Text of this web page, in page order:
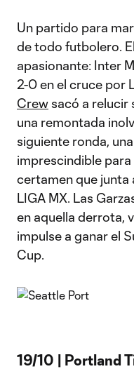
Un partido para
de todo futbolero.
apasionante: Inter
2-0 en el cruce por
Crew sacó a relucir
una remontada
siguiente ronda,
imprescindible para
certamen que junta
LIGA MX. Las
en aquella derrota,
impulse a ganar el
Cup.
19/10 | Portland